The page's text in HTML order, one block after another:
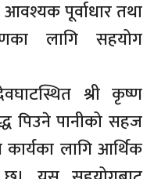
पूर्वाधार तथा
लागि सहयोग
श्री कृष्ण
पिउने पानीको सहज
कार्यका लागि आर्थिक